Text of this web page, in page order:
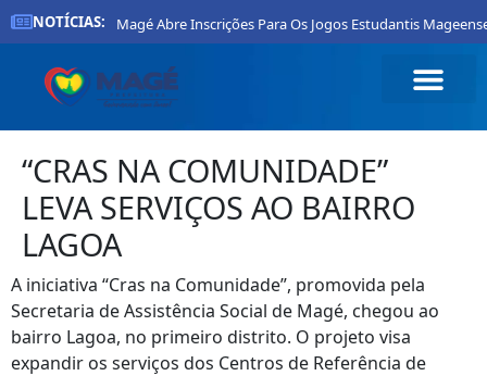
NOTÍCIAS:
De Magé Abre Inscrições Para Os Jogos Estudantis Mageenses 2026
“CRAS NA COMUNIDADE”
LEVA SERVIÇOS AO BAIRRO
LAGOA
A iniciativa “Cras na Comunidade”, promovida pela
Secretaria de Assistência Social de Magé, chegou ao
bairro Lagoa, no primeiro distrito. O projeto visa
expandir os serviços dos Centros de Referência de